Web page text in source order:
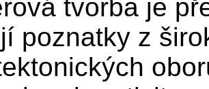
tvorba je
poznatky z